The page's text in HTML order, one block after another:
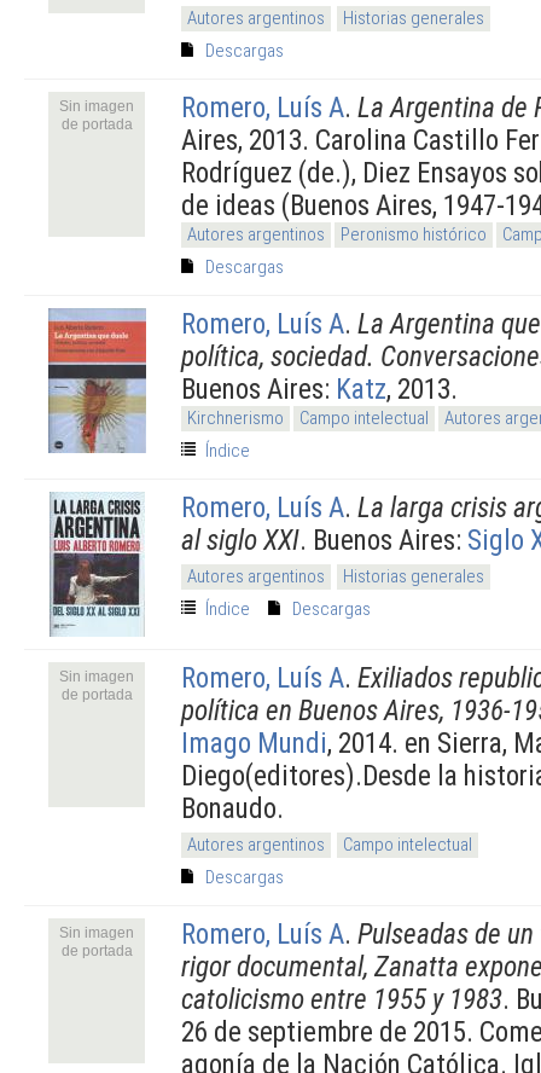
Autores argentinos
Historias generales
Descargas
Sin imagen
de portada
Romero, Luís A. La Argentina de
Aires, 2013. Carolina Castillo
Rodríguez (de.), Diez Ensayos
de ideas (Buenos Aires, 1947-
Autores argentinos Peronismo histórico
Descargas
Romero, Luís A. La Argentina
política, sociedad.
Buenos Aires: Katz, 2013.
Kirchnerismo Campo intelectual
Autores
Índice
Romero, Luís A. La larga crisis
al siglo XXI. Buenos Aires: Siglo
Autores argentinos
Historias generales
Índice
Descargas
Sin imagen
de portada
Romero, Luís A. Exiliados
política en Buenos Aires, 1936-
Imago Mundi, 2014. en Sierra,
Diego(editores).Desde la
Bonaudo.
Autores argentinos
Campo intelectual
Descargas
Sin imagen
de portada
Romero, Luís A. Pulseadas de
rigor documental, Zanatta
catolicismo entre 1955 y 1983.
26 de septiembre de 2015.
agonía de la Nación Católica.